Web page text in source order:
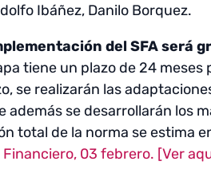
Ibáñez, Danilo Borquez.
del SFA será
tiene un plazo de 24
se realizarán las
además se desarrollarán los
total de la norma se estima
03 febrero. [Ver